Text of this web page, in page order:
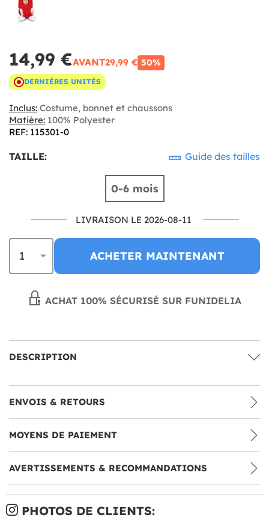
14,99 €AVANT29,99 € 50%
DERNIÈRES UNITÉS
Inclus: Costume, bonnet et chaussons
Matière: 100% Polyester
REF: 115301-0
TAILLE: Guide des tailles
0-6 mois
LIVRAISON LE 2026-08-11
ACHETER MAINTENANT
ACHAT 100% SÉCURISÉ SUR FUNIDELIA
DESCRIPTION
ENVOIS & RETOURS
MOYENS DE PAIEMENT
AVERTISSEMENTS & RECOMMANDATIONS
PHOTOS DE CLIENTS: